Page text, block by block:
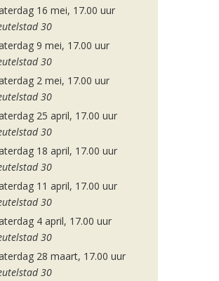
16 mei, 17.00 uur
30
9 mei, 17.00 uur
30
2 mei, 17.00 uur
30
25 april, 17.00 uur
30
18 april, 17.00 uur
30
11 april, 17.00 uur
30
4 april, 17.00 uur
30
28 maart, 17.00 uur
30